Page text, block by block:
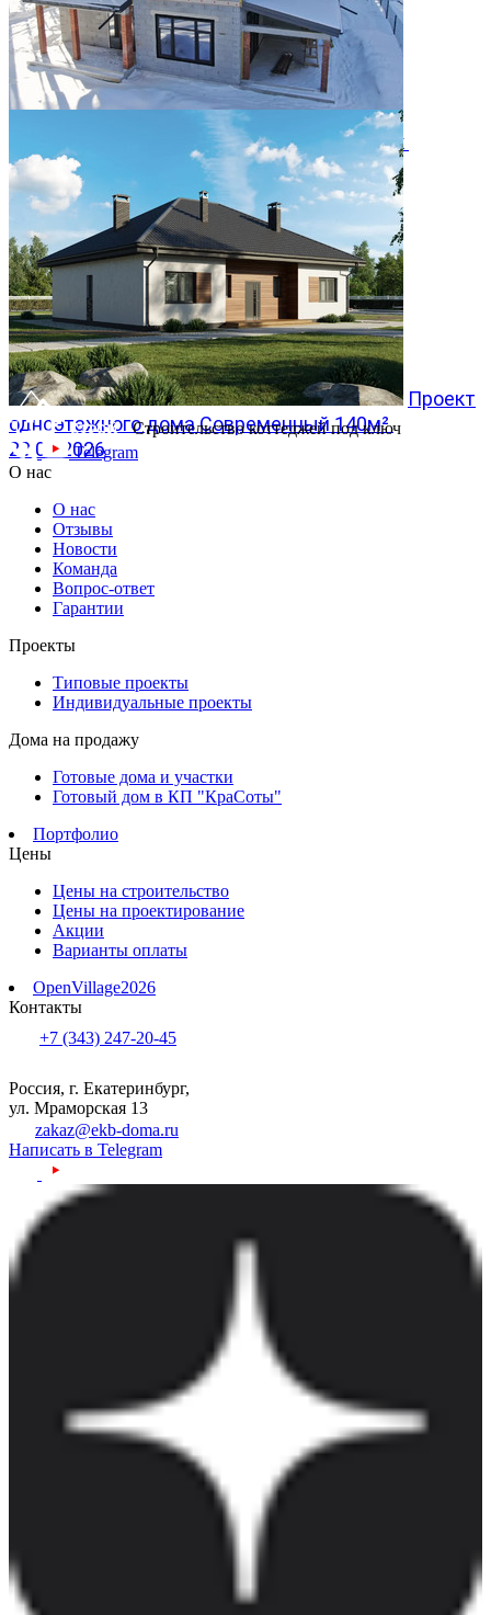
Двухэтажный дом 366м² в КП Заповедник
28.07.2026
Проект
одноэтажного дома Современный 140м²
20.07.2026
Строительство коттеджей под ключ
Telegram
О нас
О нас
Отзывы
Новости
Команда
Вопрос-ответ
Гарантии
Проекты
Типовые проекты
Индивидуальные проекты
Дома на продажу
Готовые дома и участки
Готовый дом в КП "КраСоты"
Портфолио
Цены
Цены на строительство
Цены на проектирование
Акции
Варианты оплаты
OpenVillage2026
Контакты
+7 (343) 247-20-45
Россия, г. Екатеринбург,
ул. Мраморская 13
zakaz@ekb-doma.ru
Написать в Telegram